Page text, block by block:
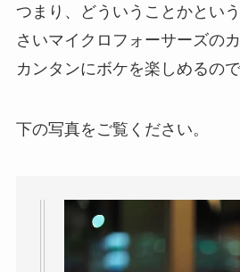
つまり、どういうことかとい
さいマイクロフォーサーズのカ
カンタンにボケを楽しめるので
下の写真をご覧ください。